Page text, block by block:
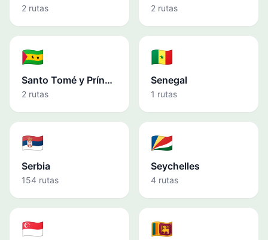
2 rutas 2 rutas
🇸🇹
Santo Tomé y Príncipe
2 rutas
🇸🇳
Senegal
1 rutas
🇷🇸
Serbia
154 rutas
🇸🇨
Seychelles
4 rutas
🇸🇬 🇱🇰